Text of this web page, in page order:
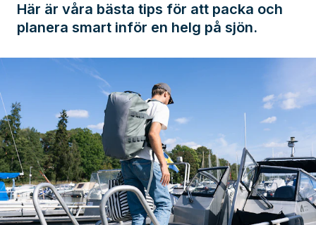
Här är våra bästa tips för att packa och
planera smart inför en helg på sjön.